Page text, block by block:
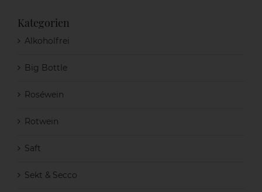
Kategorien
Alkoholfrei
Big Bottle
Roséwein
Rotwein
Saft
Sekt & Secco